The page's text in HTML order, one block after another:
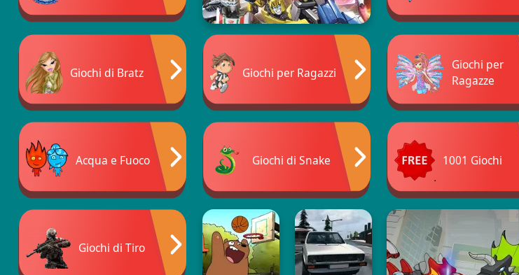
Giochi di Bratz Giochi per Ragazzi
Giochi per
Ragazze
Acqua e Fuoco Giochi di Snake 1001 Giochi
Giochi di Tiro